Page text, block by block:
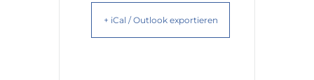
+ iCal / Outlook exportieren